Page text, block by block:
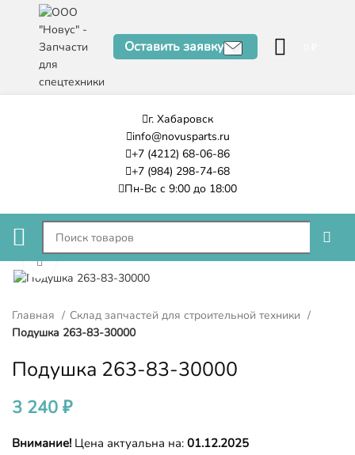
Оставить заявку
г. Хабаровск
info@novusparts.ru
+7 (4212) 68-06-86
+7 (984) 298-74-68
Пн-Вс с 9:00 до 18:00
Нажмите, чтобы увеличить
Главная
Склад запчастей для строительной техники
Подушка 263-83-30000
Подушка 263-83-30000
3 240 ₽
Внимание! Цена актуальна на: 01.12.2025